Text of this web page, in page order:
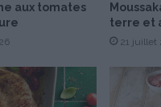
aux tomates
terre et
21 juillet